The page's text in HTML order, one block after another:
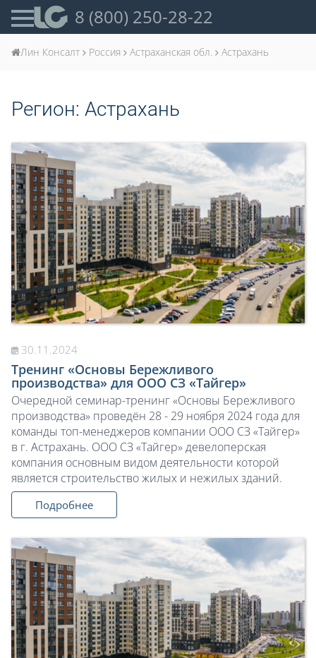
8 (800) 250-28-22
Лин Консалт Россия Астраханская обл. Астрахань
Регион: Астрахань
30.11.2024
Тренинг «Основы Бережливого
производства» для ООО СЗ «Тайгер»
Очередной семинар-тренинг «Основы Бережливого
производства» проведён 28 - 29 ноября 2024 года для
команды топ-менеджеров компании ООО СЗ «Тайгер»
в г. Астрахань. ООО СЗ «Тайгер» девелоперская
компания основным видом деятельности которой
является строительство жилых и нежилых зданий.
Подробнее